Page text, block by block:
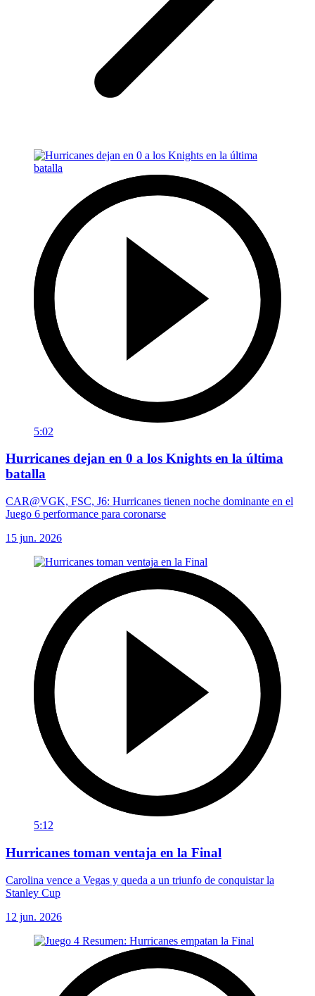
5:02
Hurricanes dejan en 0 a los Knights en la última
batalla
CAR@VGK, FSC, J6: Hurricanes tienen noche dominante en el
Juego 6 performance para coronarse
15 jun. 2026
5:12
Hurricanes toman ventaja en la Final
Carolina vence a Vegas y queda a un triunfo de conquistar la
Stanley Cup
12 jun. 2026